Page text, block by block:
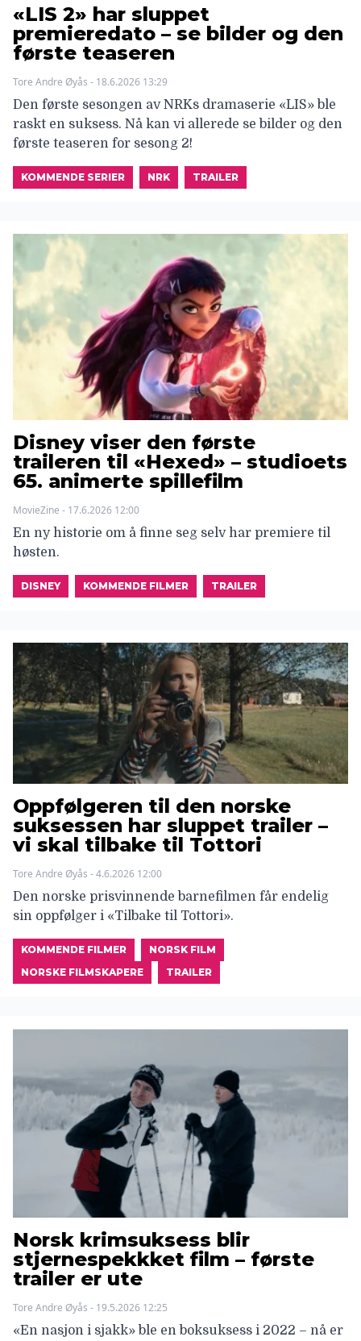
«LIS 2» har sluppet
premieredato – se bilder og den
første teaseren
Tore Andre Øyås - 18.6.2026 13:29
Den første sesongen av NRKs dramaserie «LIS» ble
raskt en suksess. Nå kan vi allerede se bilder og den
første teaseren for sesong 2!
KOMMENDE SERIER NRK TRAILER
Disney viser den første
traileren til «Hexed» – studioets
65. animerte spillefilm
MovieZine - 17.6.2026 12:00
En ny historie om å finne seg selv har premiere til
høsten.
DISNEY KOMMENDE FILMER TRAILER
Oppfølgeren til den norske
suksessen har sluppet trailer –
vi skal tilbake til Tottori
Tore Andre Øyås - 4.6.2026 12:00
Den norske prisvinnende barnefilmen får endelig
sin oppfølger i «Tilbake til Tottori».
KOMMENDE FILMER
NORSK FILM
NORSKE FILMSKAPERE
TRAILER
Norsk krimsuksess blir
stjernespekkket film – første
trailer er ute
Tore Andre Øyås - 19.5.2026 12:25
«En nasjon i sjakk» ble en boksuksess i 2022 – nå er